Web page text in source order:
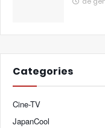
Categories
Cine-TV
JapanCool